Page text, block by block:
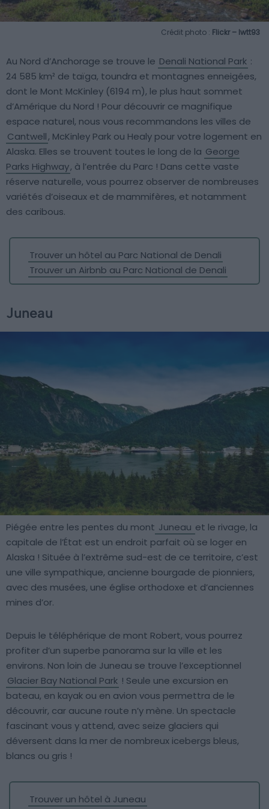
Crédit photo : Flickr – lwtt93
Au Nord d’Anchorage se trouve le Denali National Park :
24 585 km² de taïga, toundra et montagnes enneigées,
dont le Mont McKinley (6194 m), le plus haut sommet
d’Amérique du Nord ! Pour découvrir ce magnifique
espace naturel, nous vous recommandons les villes de
Cantwell, McKinley Park ou Healy pour votre logement en
Alaska. Elles se trouvent toutes le long de la George
Parks Highway, à l’entrée du Parc ! Dans cette vaste
réserve naturelle, vous pourrez observer de nombreuses
variétés d’oiseaux et de mammifères, et notamment
des caribous.
Trouver un hôtel au Parc National de Denali
Trouver un Airbnb au Parc National de Denali
Juneau
Piégée entre les pentes du mont Juneau et le rivage, la
capitale de l’État est un endroit parfait où se loger en
Alaska ! Située à l’extrême sud-est de ce territoire, c’est
une ville sympathique, ancienne bourgade de pionniers,
avec des musées, une église orthodoxe et d’anciennes
mines d’or.
Depuis le téléphérique de mont Robert, vous pourrez
profiter d’un superbe panorama sur la ville et les
environs. Non loin de Juneau se trouve l’exceptionnel
Glacier Bay National Park ! Seule une excursion en
bateau, en kayak ou en avion vous permettra de le
découvrir, car aucune route n’y mène. Un spectacle
fascinant vous y attend, avec seize glaciers qui
déversent dans la mer de nombreux icebergs bleus,
blancs ou gris !
Trouver un hôtel à Juneau